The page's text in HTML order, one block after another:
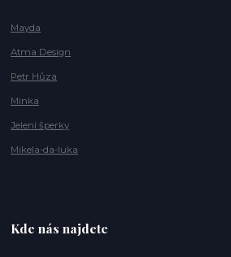
Mayda
Atma Design
Petr Hůza
Minka
Jelení šperky
Mikela-da-luka
Kde nás najdete